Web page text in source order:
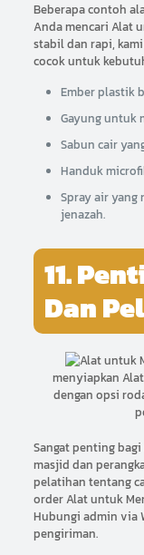
Beberapa contoh
Anda mencari Alat
stabil dan rapi,
cocok untuk
Ember plastik
Gayung untuk
Sabun cair
Handuk
Spray air yang
jenazah.
11.
Dan
menyiapkan
dengan opsi
Sangat penting
masjid dan
pelatihan tentang
order Alat untuk
Hubungi admin via
pengiriman.